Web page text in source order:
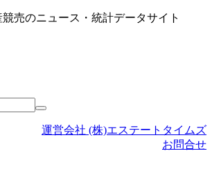
売のニュース・統計データサイト
運営会社 (株)エステートタイムズ
お問合せ